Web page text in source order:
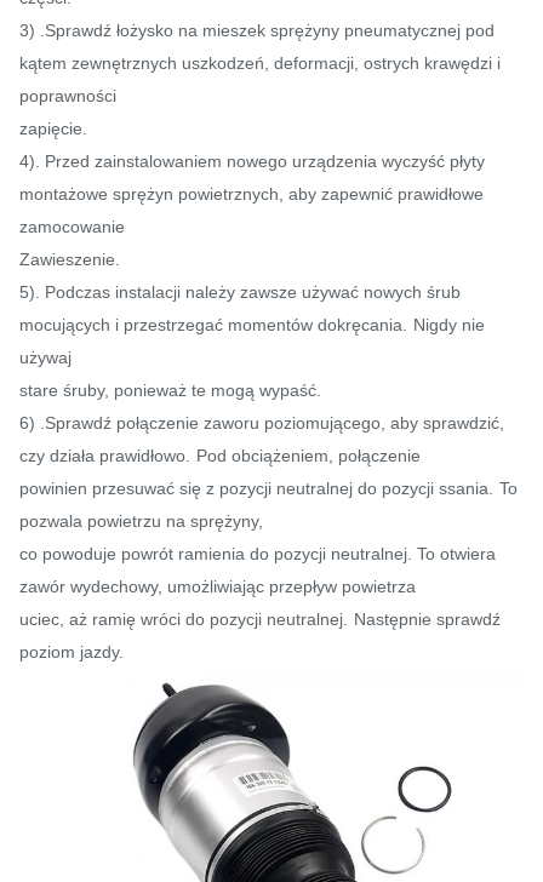
3) .Sprawdź łożysko na mieszek sprężyny pneumatycznej pod
kątem zewnętrznych uszkodzeń, deformacji, ostrych krawędzi i
poprawności
zapięcie.
4). Przed zainstalowaniem nowego urządzenia wyczyść płyty
montażowe sprężyn powietrznych, aby zapewnić prawidłowe
zamocowanie
Zawieszenie.
5). Podczas instalacji należy zawsze używać nowych śrub
mocujących i przestrzegać momentów dokręcania.
Nigdy nie
używaj
stare śruby, ponieważ te mogą wypaść.
6) .Sprawdź połączenie zaworu poziomującego, aby sprawdzić,
czy działa prawidłowo.
Pod obciążeniem, połączenie
powinien przesuwać się z pozycji neutralnej do pozycji ssania.
To
pozwala powietrzu na sprężyny,
co powoduje powrót ramienia do pozycji neutralnej. To otwiera
zawór wydechowy, umożliwiając przepływ powietrza
uciec, aż ramię wróci do pozycji neutralnej.
Następnie sprawdź
poziom jazdy.